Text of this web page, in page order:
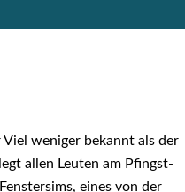
weni­ger bekannt als der
allen Leu­ten am Pfingst­
eines von der